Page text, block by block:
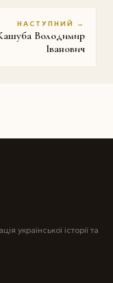
НАСТУПНИЙ →
Володимир
Іванович
української історії та